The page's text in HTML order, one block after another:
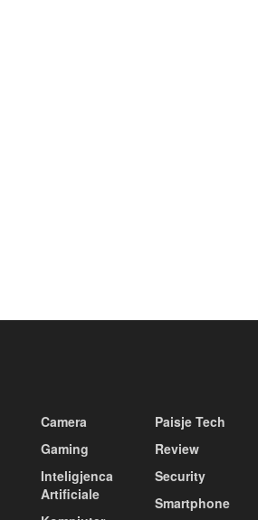
Camera
Gaming
Inteligjenca
Artificiale
Paisje Tech
Review
Security
Smartphone